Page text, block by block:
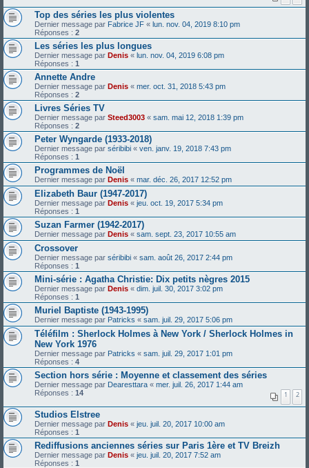
Top des séries les plus violentes
Dernier message par Fabrice JF « lun. nov. 04, 2019 8:10 pm
Réponses : 2
Les séries les plus longues
Dernier message par Denis « lun. nov. 04, 2019 6:08 pm
Réponses : 1
Annette Andre
Dernier message par Denis « mer. oct. 31, 2018 5:43 pm
Réponses : 2
Livres Séries TV
Dernier message par Steed3003 « sam. mai 12, 2018 1:39 pm
Réponses : 2
Peter Wyngarde (1933-2018)
Dernier message par séribibi « ven. janv. 19, 2018 7:43 pm
Réponses : 1
Programmes de Noël
Dernier message par Denis « mar. déc. 26, 2017 12:52 pm
Elizabeth Baur (1947-2017)
Dernier message par Denis « jeu. oct. 19, 2017 5:34 pm
Réponses : 1
Suzan Farmer (1942-2017)
Dernier message par Denis « sam. sept. 23, 2017 10:55 am
Crossover
Dernier message par séribibi « sam. août 26, 2017 2:44 pm
Réponses : 1
Mini-série : Agatha Christie: Dix petits nègres 2015
Dernier message par Denis « dim. juil. 30, 2017 3:02 pm
Réponses : 1
Muriel Baptiste (1943-1995)
Dernier message par Patricks « sam. juil. 29, 2017 5:06 pm
Téléfilm : Sherlock Holmes à New York / Sherlock Holmes in
New York 1976
Dernier message par Patricks « sam. juil. 29, 2017 1:01 pm
Réponses : 4
Section hors série : Moyenne et classement des séries
Dernier message par Dearesttara « mer. juil. 26, 2017 1:44 am
Réponses : 14 1 2
Studios Elstree
Dernier message par Denis « jeu. juil. 20, 2017 10:00 am
Réponses : 1
Rediffusions anciennes séries sur Paris 1ère et TV Breizh
Dernier message par Denis « jeu. juil. 20, 2017 7:52 am
Réponses : 1